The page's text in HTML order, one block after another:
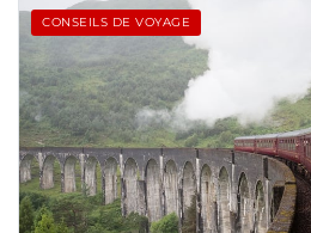
CONSEILS DE VOYAGE